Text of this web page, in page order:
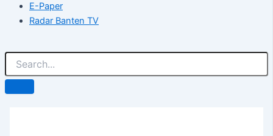
E-Paper
Radar Banten TV